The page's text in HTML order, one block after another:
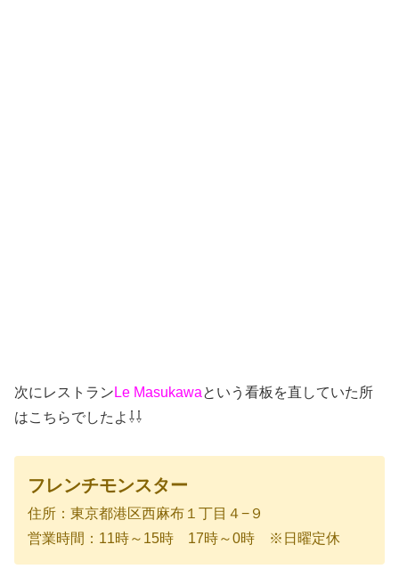
次にレストラン Le Masukawaという看板を直していた所
はこちらでしたよ⇩⇩
フレンチモンスター
住所：東京都港区西麻布１丁目４−９
営業時間：11時～15時 17時～0時 ※日曜定休